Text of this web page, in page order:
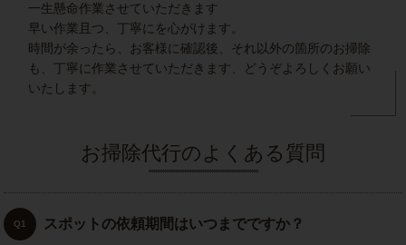
一生懸命作業させていただきます
早い作業且つ、丁寧にを心がけます。
時間が余ったら、お客様に確認後、それ以外の箇所のお掃除
も、丁寧に作業させていただきます、どうぞよろしくお願い
いたします。
お掃除代行のよくある質問
Q1 スポットの依頼期間はいつまでですか？